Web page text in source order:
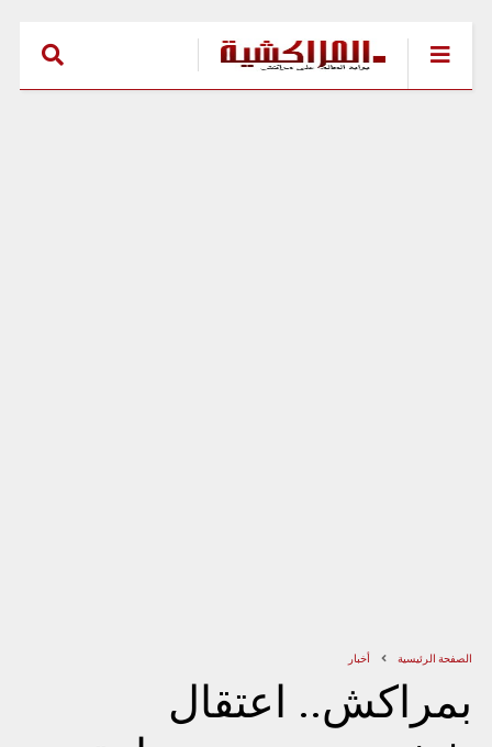
الصفحة الرئيسية أخبار
بمراكش.. اعتقال